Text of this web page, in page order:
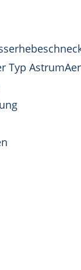
Typ AstrumAer